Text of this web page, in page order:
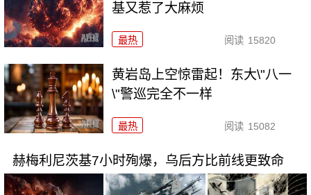
基又惹了大麻烦
最热 阅读 15820
黄岩岛上空惊雷起！东大\"八一
\"警巡完全不一样
最热 阅读 15082
赫梅利尼茨基7小时殉爆，乌后方比前线更致命